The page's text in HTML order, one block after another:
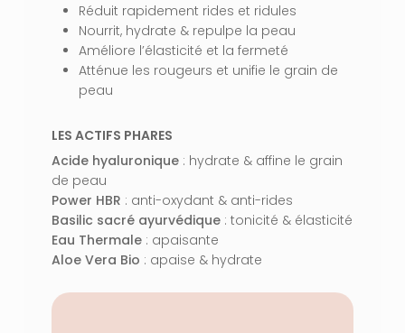
Réduit rapidement rides et ridules
Nourrit, hydrate & repulpe la peau
Améliore l’élasticité et la fermeté
Atténue les rougeurs et unifie le grain de
peau
LES ACTIFS PHARES
Acide hyaluronique: hydrate & affine le grain
de peau
Power HBR : anti-oxydant & anti-rides
Basilic sacré ayurvédique: tonicité & élasticité
Eau Thermale: apaisante
Aloe Vera Bio : apaise & hydrate